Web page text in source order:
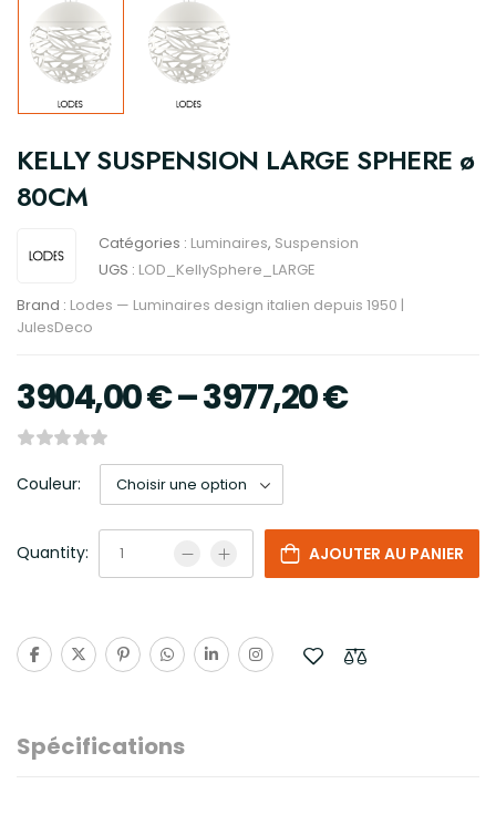
KELLY SUSPENSION LARGE SPHERE ø
80CM
Catégories : Luminaires, Suspension
UGS : LOD_KellySphere_LARGE
Brand : Lodes — Luminaires design italien depuis 1950 |
JulesDeco
3904,00€–3977,20€
Couleur:
Quantity: AJOUTER AU PANIER
Spécifications